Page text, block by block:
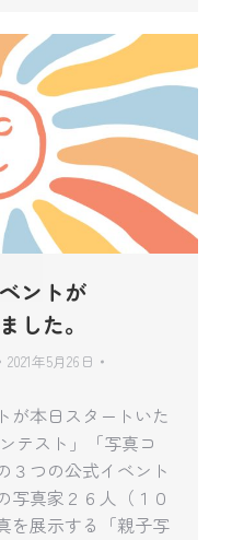
ントが
した。
2021年5月26日
が本日スタートいた
テスト」「写真コ
３つの公式イベント
写真家２６人（１０
を展示する「親子写